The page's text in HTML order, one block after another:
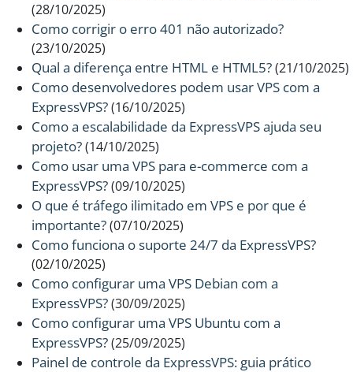
(28/10/2025)
Como corrigir o erro 401 não autorizado?
(23/10/2025)
Qual a diferença entre HTML e HTML5?(21/10/2025)
Como desenvolvedores podem usar VPS com a
ExpressVPS?(16/10/2025)
Como a escalabilidade da ExpressVPS ajuda seu
projeto?(14/10/2025)
Como usar uma VPS para e-commerce com a
ExpressVPS?(09/10/2025)
O que é tráfego ilimitado em VPS e por que é
importante?(07/10/2025)
Como funciona o suporte 24/7 da ExpressVPS?
(02/10/2025)
Como configurar uma VPS Debian com a
ExpressVPS?(30/09/2025)
Como configurar uma VPS Ubuntu com a
ExpressVPS?(25/09/2025)
Painel de controle da ExpressVPS: guia prático